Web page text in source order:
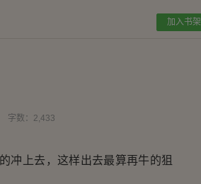
加入书架
字数： 2,433
上去，这样出去最算再牛的狙